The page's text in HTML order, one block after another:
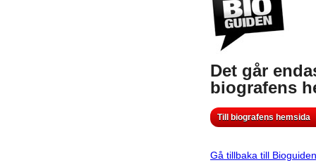
Det går
biografens
Till biografens hemsida
Gå tillbaka till Bioguiden